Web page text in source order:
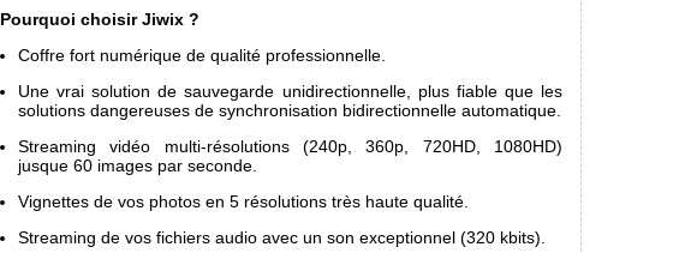
Pourquoi choisir Jiwix ?
Coffre fort numérique de qualité professionnelle.
Une vrai solution de sauvegarde unidirectionnelle, plus fiable que les
solutions dangereuses de synchronisation bidirectionnelle automatique.
Streaming vidéo multi-résolutions (240p, 360p, 720HD, 1080HD)
jusque 60 images par seconde.
Vignettes de vos photos en 5 résolutions très haute qualité.
Streaming de vos fichiers audio avec un son exceptionnel (320 kbits).